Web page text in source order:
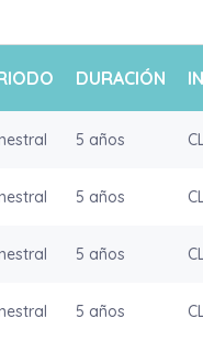
DURACIÓN
5 años
5 años
5 años
5 años